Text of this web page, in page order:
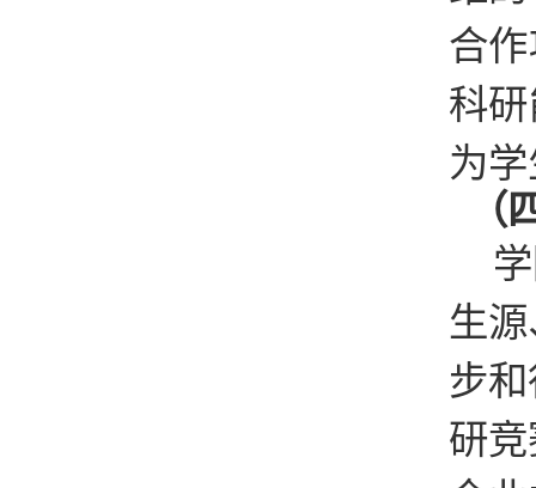
合
科
为
（
生
步
研